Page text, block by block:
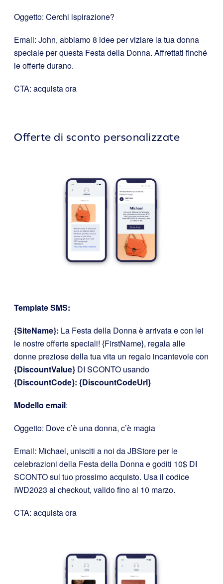
Oggetto: Cerchi ispirazione?
Email: John, abbiamo 8 idee per viziare la tua donna
speciale per questa Festa della Donna. Affrettati finché
le offerte durano.
CTA: acquista ora
Offerte di sconto personalizzate
Template SMS:
{SiteName}: La Festa della Donna è arrivata e con lei
le nostre offerte speciali! {FirstName}, regala alle
donne preziose della tua vita un regalo incantevole con
{DiscountValue} DI SCONTO usando
{DiscountCode}: {DiscountCodeUrl}
Modello email:
Oggetto: Dove c’è una donna, c’è magia
Email: Michael, unisciti a noi da JBStore per le
celebrazioni della Festa della Donna e goditi 10$ DI
SCONTO sul tuo prossimo acquisto. Usa il codice
IWD2023 al checkout, valido fino al 10 marzo.
CTA: acquista ora